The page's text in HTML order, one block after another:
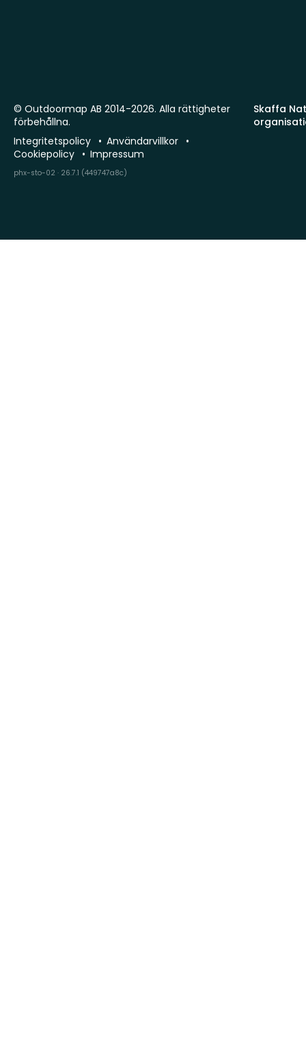
Skaffa
© Outdoormap AB 2014-2026. Alla rättigheter
förbehållna.
Integritetspolicy
Användarvillkor
Cookiepolicy
Impressum
phx-sto-02 · 26.7.1 (449747a8c)